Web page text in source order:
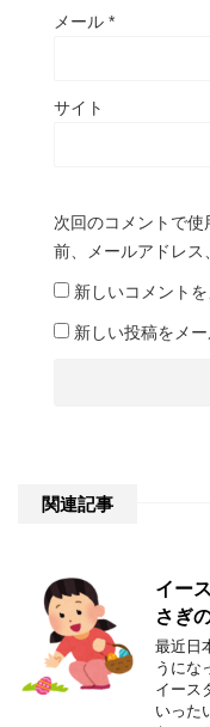
メール *
サイト
次回のコメントで
前、メールアドレス
新しいコメント
新しい投稿をメ
関連記事
イー
さぎ
最近日
うにな
イース
いった